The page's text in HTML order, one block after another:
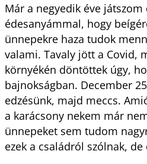
Már a negyedik éve játszom
édesanyámmal, hogy
ünnepekre haza tudok
valami. Tavaly jött a Covid,
környékén döntöttek úgy,
bajnokságban. December
edzésünk, majd meccs.
a karácsony nekem már
ünnepeket sem tudom
ezek a családról szólnak,